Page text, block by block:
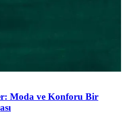
Moda ve Konforu Bir